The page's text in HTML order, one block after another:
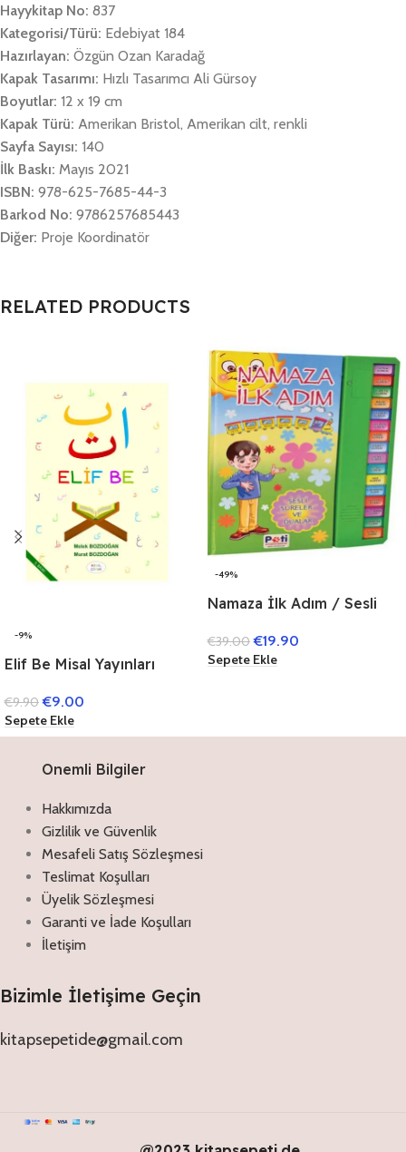
Hayykitap No: 837
Kategorisi/Türü: Edebiyat 184
Hazırlayan: Özgün Ozan Karadağ
Kapak Tasarımı: Hızlı Tasarımcı Ali Gürsoy
Boyutlar: 12 x 19 cm
Kapak Türü: Amerikan Bristol, Amerikan cilt, renkli
Sayfa Sayısı: 140
İlk Baskı: Mayıs 2021
ISBN: 978-625-7685-44-3
Barkod No: 9786257685443
Diğer: Proje Koordinatör
RELATED PRODUCTS
-9%
Elif Be Misal Yayınları
€9.90 €9.00
Sepete Ekle
-49%
Namaza İlk Adım / Sesli
€39.00 €19.90
Sepete Ekle
Onemli Bilgiler
Hakkımızda
Gizlilik ve Güvenlik
Mesafeli Satış Sözleşmesi
Teslimat Koşulları
Üyelik Sözleşmesi
Garanti ve İade Koşulları
İletişim
Bizimle İletişime Geçin
kitapsepetide@gmail.com